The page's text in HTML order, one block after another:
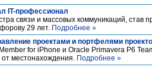
IT-профессионал
связи и массовых коммуникаций, став
29 лет. Подробнее »
проектами и портфелями
for iPhone и Oracle Primavera P6
от местонахождения. Подробнее »